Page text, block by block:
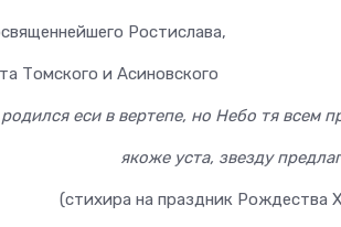
Ростислава,
Томского и Асиновского
еси в вертепе, но Небо тя всем
якоже уста, звезду
(стихира на праздник Рождества